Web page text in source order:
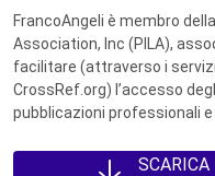
FrancoAngeli è membro
Association, Inc (PILA),
facilitare (attraverso i
CrossRef.org) l’accesso
pubblicazioni professionali
SCARICA